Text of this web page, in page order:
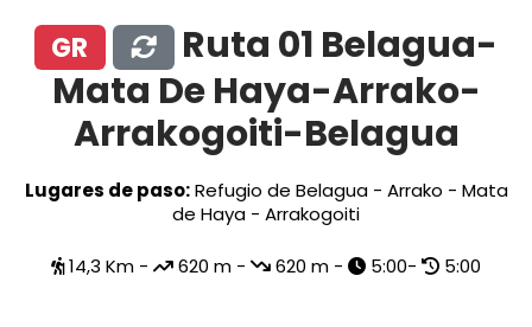
GR
Ruta 01 Belagua-
Mata De Haya-Arrako-
Arrakogoiti-Belagua
Lugares de paso:Refugio de Belagua - Arrako - Mata
de Haya - Arrakogoiti
14,3 Km - 620 m - 620 m - 5:00- 5:00